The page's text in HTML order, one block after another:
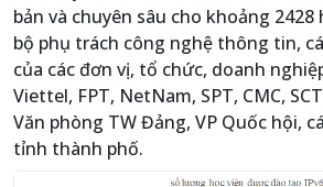
bản và chuyên sâu cho khoảng 2428
bộ phụ trách công nghệ thông tin,
của các đơn vị, tổ chức, doanh
Viettel, FPT, NetNam, SPT, CMC,
Văn phòng TW Đảng, VP Quốc hội,
tỉnh thành phố.